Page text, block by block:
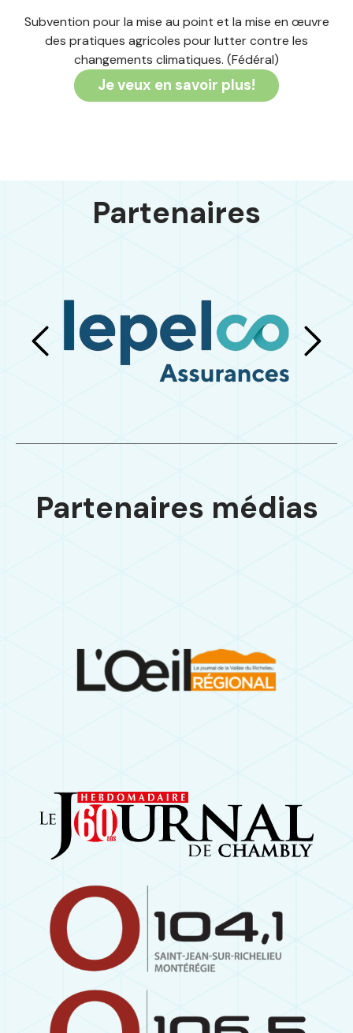
Subvention pour la mise au point et la mise en œuvre
des pratiques agricoles pour lutter contre les
changements climatiques. (Fédéral)
Je veux en savoir plus!
Partenaires
Partenaires médias